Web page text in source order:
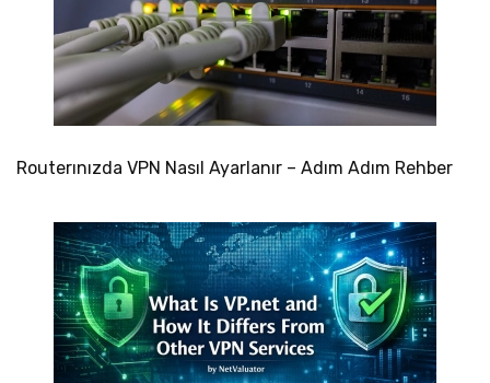
Routerınızda VPN Nasıl Ayarlanır – Adım Adım Rehber